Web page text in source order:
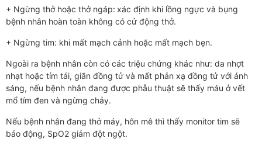
+ Ngừng thở hoặc thở ngáp: xác định khi lồng ngực và bụng
bệnh nhân hoàn toàn không có cử động thở.
+ Ngừng tim: khi mất mạch cảnh hoặc mất mạch bẹn.
Ngoài ra bệnh nhân còn có các triệu chứng khác như: da nhợt
nhạt hoặc tím tái, giãn đồng tử và mất phản xạ đồng tử với ánh
sáng, nếu bệnh nhân đang được phẫu thuật sẽ thấy máu ở vết
mổ tím đen và ngừng chảy.
Nếu bệnh nhân đang thở máy, hôn mê thì thấy monitor tim sẽ
báo động, SpO2 giảm đột ngột.